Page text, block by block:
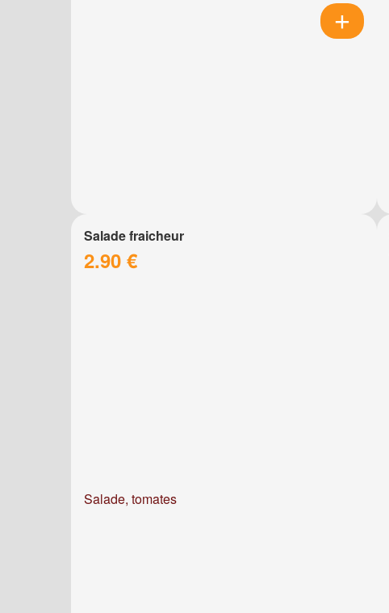
Salade fraicheur
2.90 €
Salade, tomates